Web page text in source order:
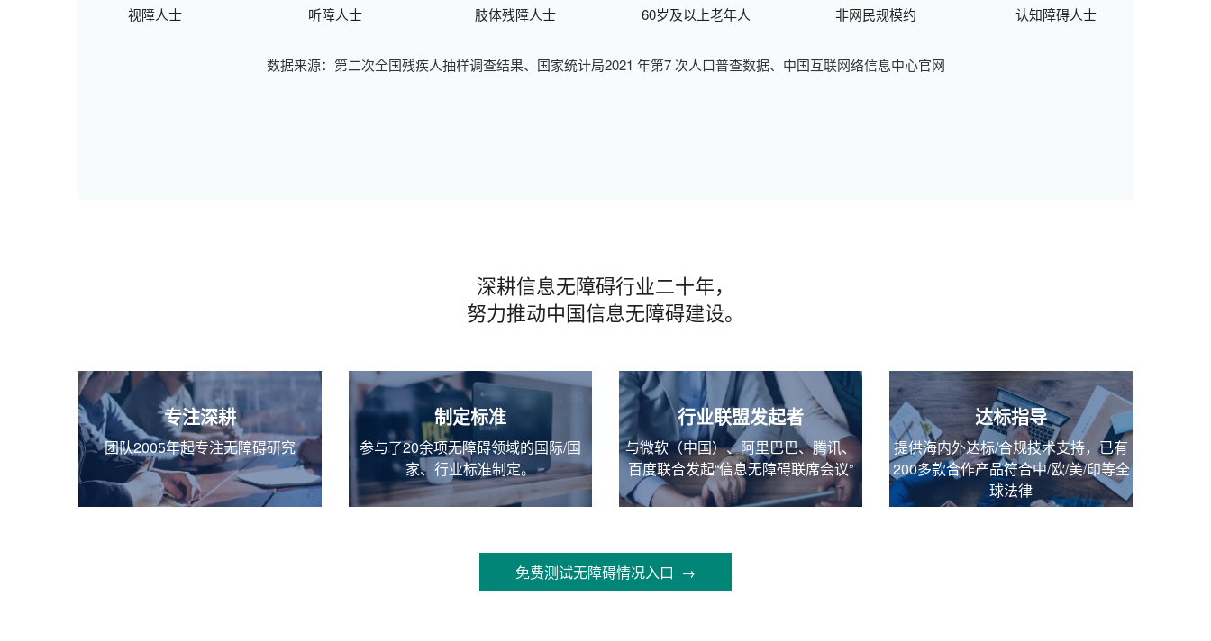
视障人士 听障人士 肢体残障人士 60岁及以上老年人 非网民规模约 认知障碍人士
数据来源：第二次全国残疾人抽样调查结果、国家统计局2021 年第7 次人口普查数据、中国互联网络信息中心官网
深耕信息无障碍行业二十年，
努力推动中国信息无障碍建设。
专注深耕
团队2005年起专注无障碍研究
制定标准
参与了20余项无障碍领域的国际/国
家、行业标准制定。
行业联盟发起者
与微软（中国）、阿里巴巴、腾讯、
百度联合发起“信息无障碍联席会议”
达标指导
提供海内外达标/合规技术支持，已有
200多款合作产品符合中/欧/美/印等全
球法律
免费测试无障碍情况入口 →